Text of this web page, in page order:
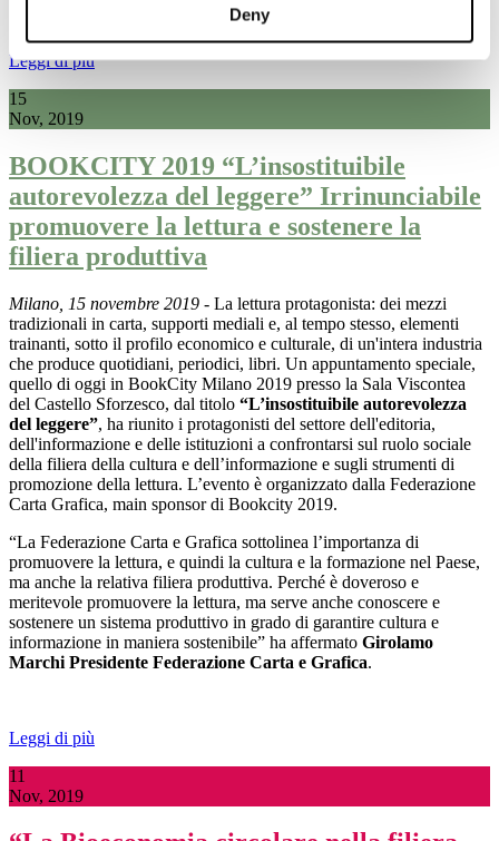
Deny
Leggi di più
15
Nov, 2019
BOOKCITY 2019 “L’insostituibile
autorevolezza del leggere” Irrinunciabile
promuovere la lettura e sostenere la
filiera produttiva
Milano, 15 novembre 2019 - La lettura protagonista: dei mezzi
tradizionali in carta, supporti mediali e, al tempo stesso, elementi
trainanti, sotto il profilo economico e culturale, di un'intera industria
che produce quotidiani, periodici, libri. Un appuntamento speciale,
quello di oggi in BookCity Milano 2019 presso la Sala Viscontea
del Castello Sforzesco, dal titolo “L’insostituibile autorevolezza
del leggere”, ha riunito i protagonisti del settore dell'editoria,
dell'informazione e delle istituzioni a confrontarsi sul ruolo sociale
della filiera della cultura e dell’informazione e sugli strumenti di
promozione della lettura. L’evento è organizzato dalla Federazione
Carta Grafica, main sponsor di Bookcity 2019.
“La Federazione Carta e Grafica sottolinea l’importanza di
promuovere la lettura, e quindi la cultura e la formazione nel Paese,
ma anche la relativa filiera produttiva. Perché è doveroso e
meritevole promuovere la lettura, ma serve anche conoscere e
sostenere un sistema produttivo in grado di garantire cultura e
informazione in maniera sostenibile” ha affermato Girolamo
Marchi Presidente Federazione Carta e Grafica.
Leggi di più
11
Nov, 2019